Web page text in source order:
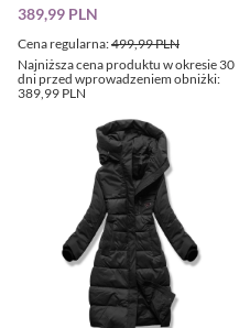
Cena regularna:499,99 PLN
389,99 PLN
Najniższa cena produktu w okresie 30
dni przed wprowadzeniem obniżki:
389,99 PLN